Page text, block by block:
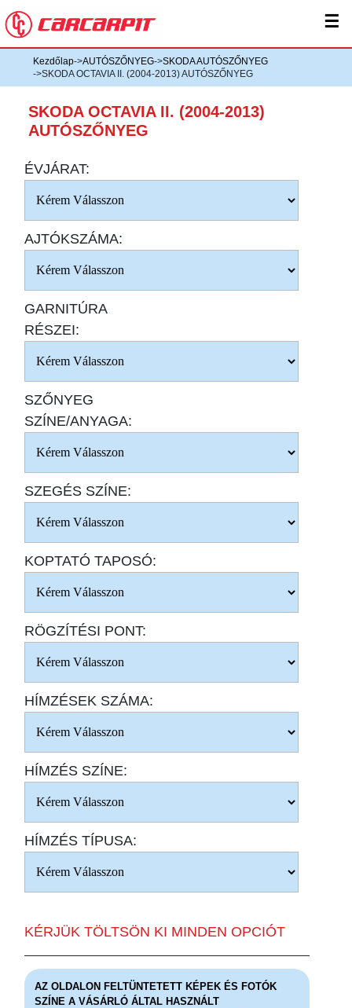
☰
Kezdőlap->AUTÓSZŐNYEG->SKODA AUTÓSZŐNYEG
->SKODA OCTAVIA II. (2004-2013) AUTÓSZŐNYEG
SKODA OCTAVIA II. (2004-2013)
AUTÓSZŐNYEG
ÉVJÁRAT:
AJTÓKSZÁMA:
GARNITÚRA
RÉSZEI:
SZŐNYEG
SZÍNE/ANYAGA:
SZEGÉS SZÍNE:
KOPTATÓ TAPOSÓ:
RÖGZÍTÉSI PONT:
HÍMZÉSEK SZÁMA:
HÍMZÉS SZÍNE:
HÍMZÉS TÍPUSA:
KÉRJÜK TÖLTSÖN KI MINDEN OPCIÓT
AZ OLDALON FELTÜNTETETT KÉPEK ÉS FOTÓK
SZÍNE A VÁSÁRLÓ ÁLTAL HASZNÁLT